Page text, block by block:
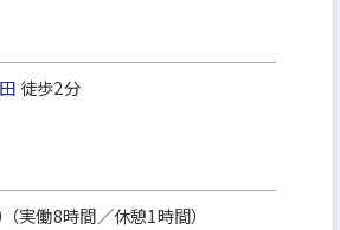
徒歩2分
実働8時間／休憩1時間）